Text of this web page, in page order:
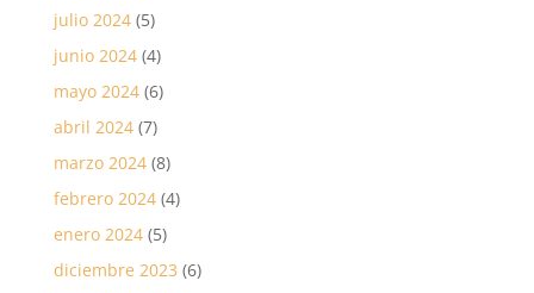
julio 2024(5)
junio 2024(4)
mayo 2024(6)
abril 2024(7)
marzo 2024(8)
febrero 2024(4)
enero 2024(5)
diciembre 2023 (6)